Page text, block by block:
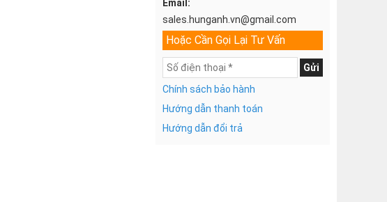
Email:
sales.hunganh.vn@gmail.com
Hoặc Cần Gọi Lại Tư Vấn
Gửi
Chính sách bảo hành
Hướng dẫn thanh toán
Hướng dẫn đổi trả